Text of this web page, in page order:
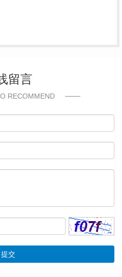
留言
RECOMMEND
提交